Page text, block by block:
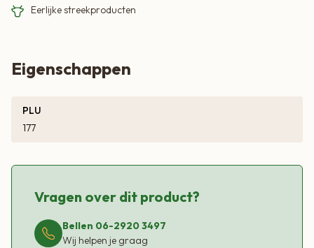
Eerlijke streekproducten
Eigenschappen
PLU
177
Vragen over dit product?
Bellen 06-2920 3497
Wij helpen je graag